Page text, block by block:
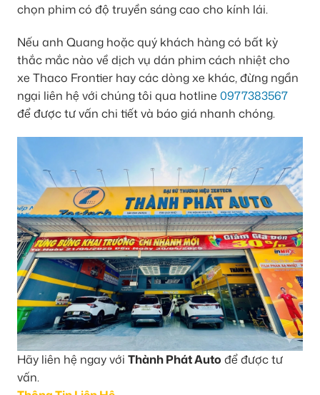
chọn phim có độ truyền sáng cao cho kính lái.
Nếu anh Quang hoặc quý khách hàng có bất kỳ
thắc mắc nào về dịch vụ dán phim cách nhiệt cho
xe Thaco Frontier hay các dòng xe khác, đừng ngần
ngại liên hệ với chúng tôi qua hotline 0977383567
để được tư vấn chi tiết và báo giá nhanh chóng.
Hãy liên hệ ngay với Thành Phát Auto để được tư
vấn.